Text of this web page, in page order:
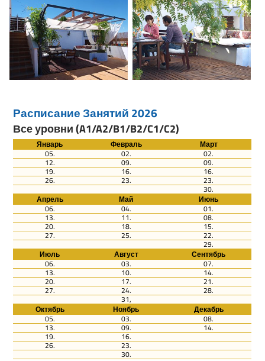
Расписание Занятий 2026
Все уровни (A1/A2/B1/B2/C1/C2)
Январь Февраль
Март
05.
02. 02.
12. 09. 09.
19. 16. 16.
26. 23. 23.
30.
Апрель
Май
Июнь
06.
04. 01.
13. 11. 08.
20. 18. 15.
27. 25. 22.
29.
Июль
Август
Сентябрь
06.
03. 07.
13. 10. 14.
20. 17. 21.
27. 24. 28.
31,
Октябрь
Ноябрь
Декабрь
05.
03. 08.
13. 09. 14.
19. 16.
26. 23.
30.